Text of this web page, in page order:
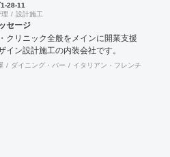
28-11
設計施工
セージ
クリニック全般をメインに開業支援
イン設計施工の内装会社です。
ダイニング・バー イタリアン・フレンチ